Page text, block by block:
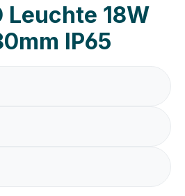
Leuchte 18W
IP65